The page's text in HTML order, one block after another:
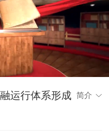
运行体系形成
简介